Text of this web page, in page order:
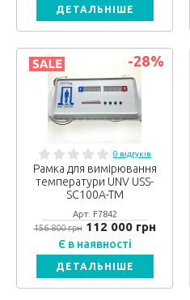
ДЕТАЛЬНІШЕ
-28%
0 відгуків
Рамка для вимірювання
температури UNV USS-
SC100A-TM
Арт: F7842
156 800 грн112 000 грн
Є в наявності
ДЕТАЛЬНІШЕ